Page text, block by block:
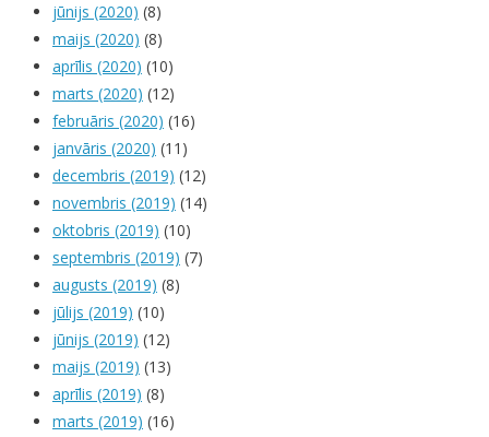
jūnijs (2020) (8)
maijs (2020) (8)
aprīlis (2020) (10)
marts (2020) (12)
februāris (2020) (16)
janvāris (2020) (11)
decembris (2019) (12)
novembris (2019) (14)
oktobris (2019) (10)
septembris (2019) (7)
augusts (2019) (8)
jūlijs (2019) (10)
jūnijs (2019) (12)
maijs (2019) (13)
aprīlis (2019) (8)
marts (2019) (16)